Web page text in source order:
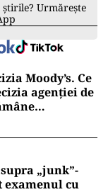
Urmărește
Moody’s. Ce
agenției de
„junk”-
examenul cu